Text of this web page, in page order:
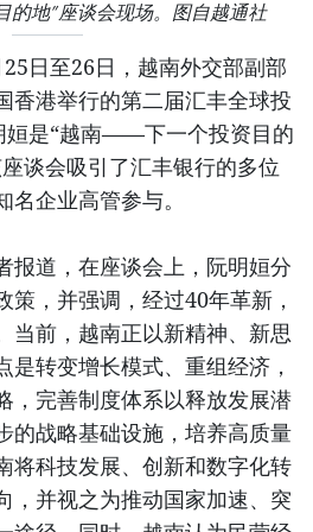
的地”座谈会现场。图自越通社
日至26日，越南外交部副部
香港举行的第二届汇丰全球投
姮是“越南——下一个投资目的
谈会吸引了汇丰银行的多位
企业高管参与。
报道，在座谈会上，阮明姮分
策，并强调，经过40年革新，
当前，越南正以新精神、新思
是转变增长模式、重组经济，
，完善制度体系以释放发展潜
的战略基础设施，培养高质量
将科技发展、创新和数字化转
，并视之为推动国家加速、突